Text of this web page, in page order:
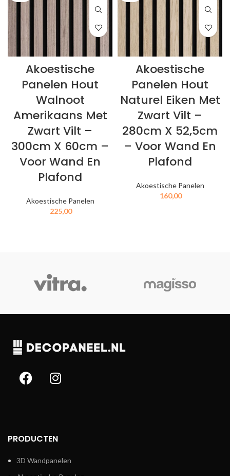
Akoestische
Panelen Hout
Walnoot
Amerikaans Met
Zwart Vilt –
300cm X 60cm –
Voor Wand En
Plafond
Akoestische Panelen
225,00
Akoestische
Panelen Hout
Naturel Eiken Met
Zwart Vilt –
280cm X 52,5cm
– Voor Wand En
Plafond
Akoestische Panelen
160,00
PRODUCTEN
3D Wandpanelen